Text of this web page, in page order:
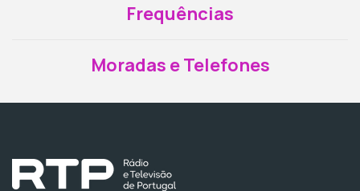
Frequências
Moradas e Telefones